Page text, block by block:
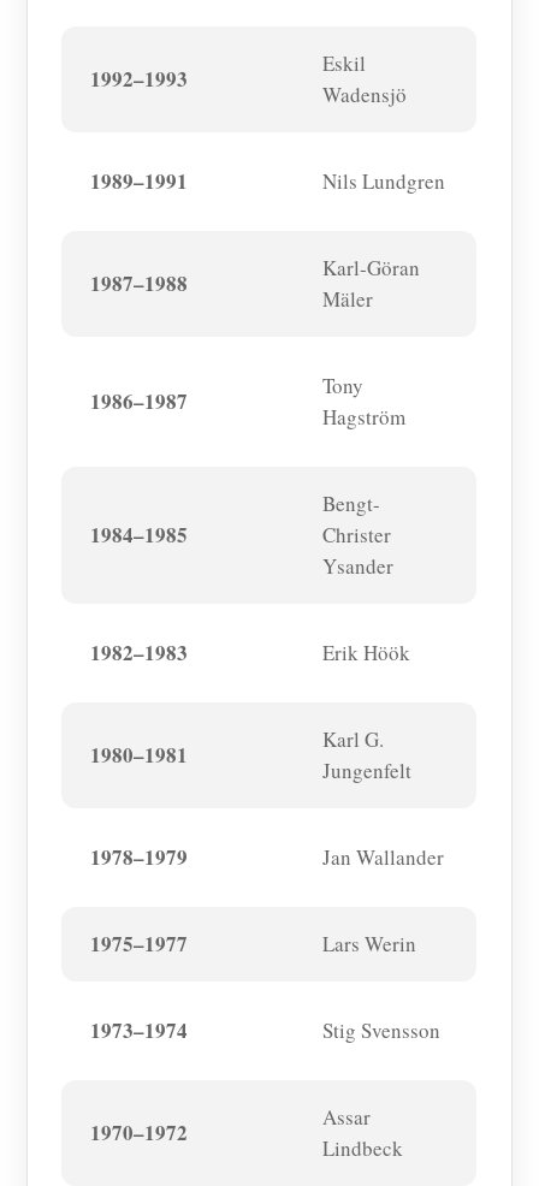
1992–1993
Eskil
Wadensjö
1989–1991 Nils Lundgren
1987–1988
Karl-Göran
Mäler
1986–1987
Tony
Hagström
1984–1985
Bengt-
Christer
Ysander
1982–1983 Erik Höök
1980–1981
Karl G.
Jungenfelt
1978–1979 Jan Wallander
1975–1977 Lars Werin
1973–1974 Stig Svensson
1970–1972
Assar
Lindbeck